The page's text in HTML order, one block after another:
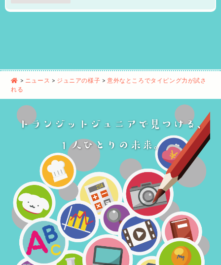
> ニュース > ジュニアの様子 >意外なところでタイピング力が試さ
れる